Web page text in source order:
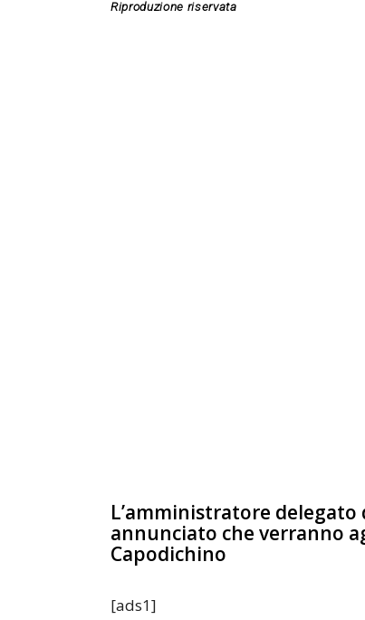
L’amministratore delegato
annunciato che verranno
Capodichino
[ads1]